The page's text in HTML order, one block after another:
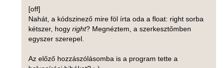
[off]
Nahát, a kódszinező mire föl írta oda a float: right sorba
kétszer, hogyright? Megnéztem, a szerkesztőmben
egyszer szerepel.
Az előző hozzászólásomba is a program tette a